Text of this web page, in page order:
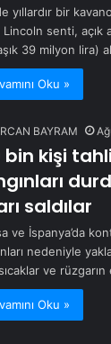
yıllardır bir
Lincoln senti, açık
39 milyon lira)
Oku »
BAYRAM
bin kişi
saldılar
ve İspanya’da
nedeniyle
sıcaklar ve
Oku »